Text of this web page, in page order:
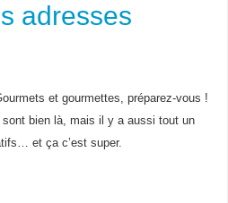
adresses
et gourmettes, préparez-vous !
bien là, mais il y a aussi tout un
et ça c’est super.